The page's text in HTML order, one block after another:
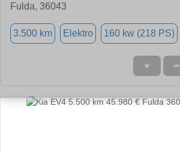
Fulda, 36043
3.500 km Elektro 160 kw (218 PS)
★ ➦